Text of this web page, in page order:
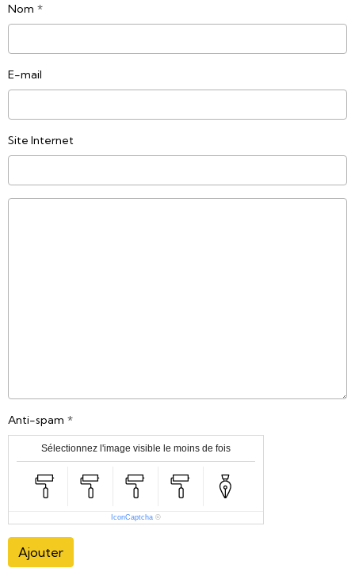
Nom
E-mail
Site Internet
Anti-spam
Sélectionnez l'image visible le moins de fois
IconCaptcha ©
Ajouter